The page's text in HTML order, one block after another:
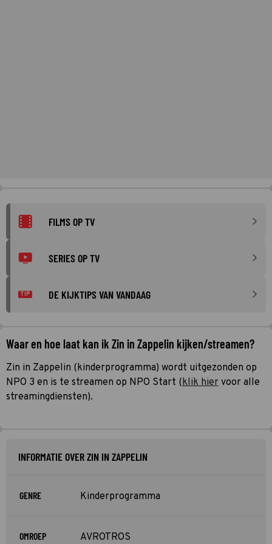
FILMS OP TV
SERIES OP TV
TIP DE KIJKTIPS VAN VANDAAG
Waar en hoe laat kan ik Zin in Zappelin kijken/streamen?
Zin in Zappelin (kinderprogramma) wordt uitgezonden op
NPO 3 en is te streamen op NPO Start (klik hier voor alle
streamingdiensten).
INFORMATIE OVER ZIN IN ZAPPELIN
GENRE Kinderprogramma
OMROEP AVROTROS